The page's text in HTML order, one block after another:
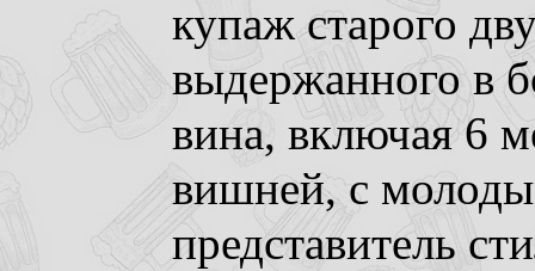
купаж старого
выдержанного в
вина, включая 6
вишней, с
представитель